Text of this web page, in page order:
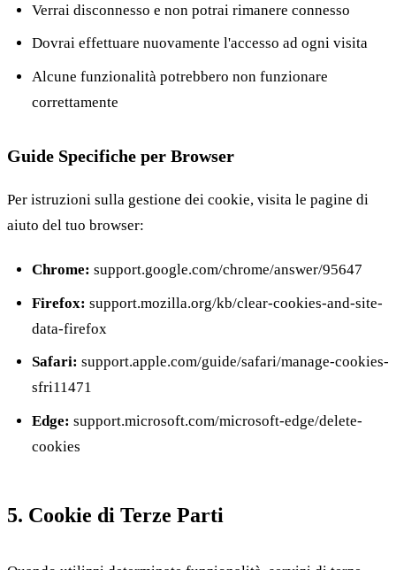
Verrai disconnesso e non potrai rimanere connesso
Dovrai effettuare nuovamente l'accesso ad ogni visita
Alcune funzionalità potrebbero non funzionare
correttamente
Guide Specifiche per Browser
Per istruzioni sulla gestione dei cookie, visita le pagine di
aiuto del tuo browser:
Chrome: support.google.com/chrome/answer/95647
Firefox: support.mozilla.org/kb/clear-cookies-and-site-
data-firefox
Safari: support.apple.com/guide/safari/manage-cookies-
sfri11471
Edge: support.microsoft.com/microsoft-edge/delete-
cookies
5. Cookie di Terze Parti